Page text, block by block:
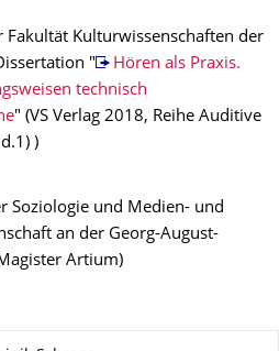
Kulturwissenschaften der
"
Hören als Praxis.
technisch
" (VS Verlag 2018, Reihe Auditive
)
Soziologie und Medien- und
an der Georg-August-
Artium)